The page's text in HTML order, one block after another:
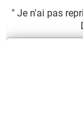
" Je n'ai pas